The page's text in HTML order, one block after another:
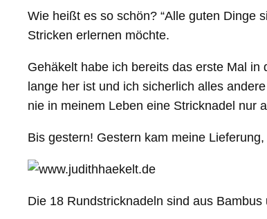
Wie heißt es so schön? “Alle guten Dinge
Stricken erlernen möchte.
Gehäkelt habe ich bereits das erste Mal
lange her ist und ich sicherlich alles
nie in meinem Leben eine Stricknadel nur
Bis gestern! Gestern kam meine
Die 18 Rundstricknadeln sind aus